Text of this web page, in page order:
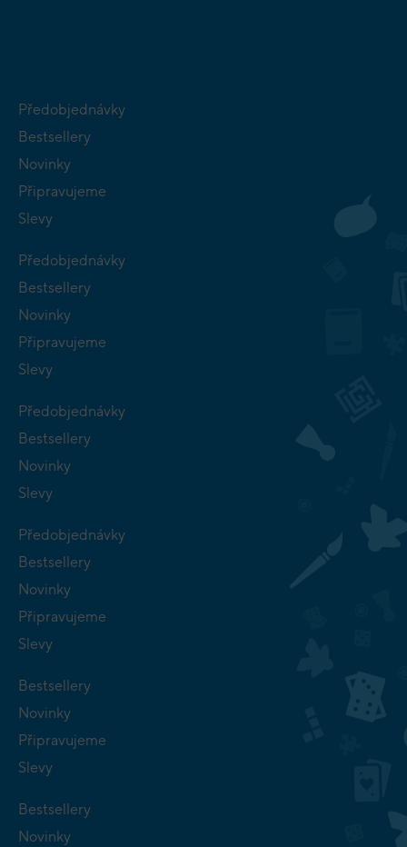
Předobjednávky
Bestsellery
Novinky
Připravujeme
Slevy
Předobjednávky
Bestsellery
Novinky
Připravujeme
Slevy
Předobjednávky
Bestsellery
Novinky
Slevy
Předobjednávky
Bestsellery
Novinky
Připravujeme
Slevy
Bestsellery
Novinky
Připravujeme
Slevy
Bestsellery
Novinky